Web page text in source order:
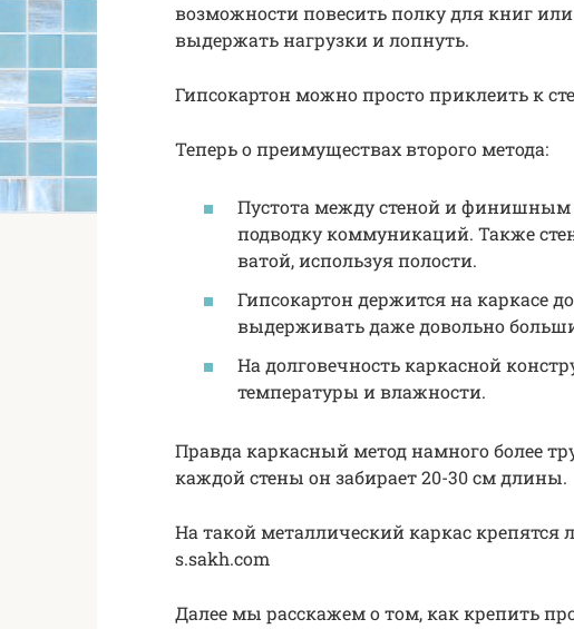
возможности повесить полку для книг
выдержать нагрузки и лопнуть.
Гипсокартон можно просто приклеить к
Теперь о преимуществах второго метода:
Пустота между стеной и
подводку коммуникаций. Также
ватой, используя полости.
Гипсокартон держится на каркасе
выдерживать даже довольно
На долговечность каркасной
температуры и влажности.
Правда каркасный метод намного более
каждой стены он забирает 20-30 см длины.
На такой металлический каркас крепятся
s.sakh.com
Далее мы расскажем о том, как крепить